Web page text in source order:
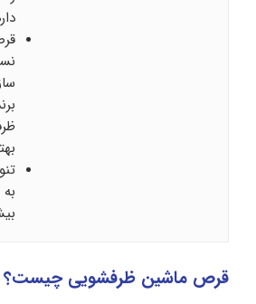
قرص ماشین ظرفشویی چیست؟